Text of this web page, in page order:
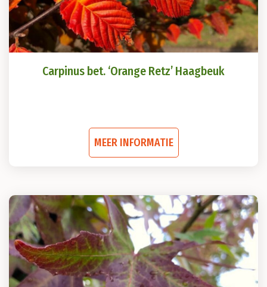
Carpinus bet. ‘Orange Retz’ Haagbeuk
MEER INFORMATIE
product
meerdere
variaties.
Deze
optie
kan